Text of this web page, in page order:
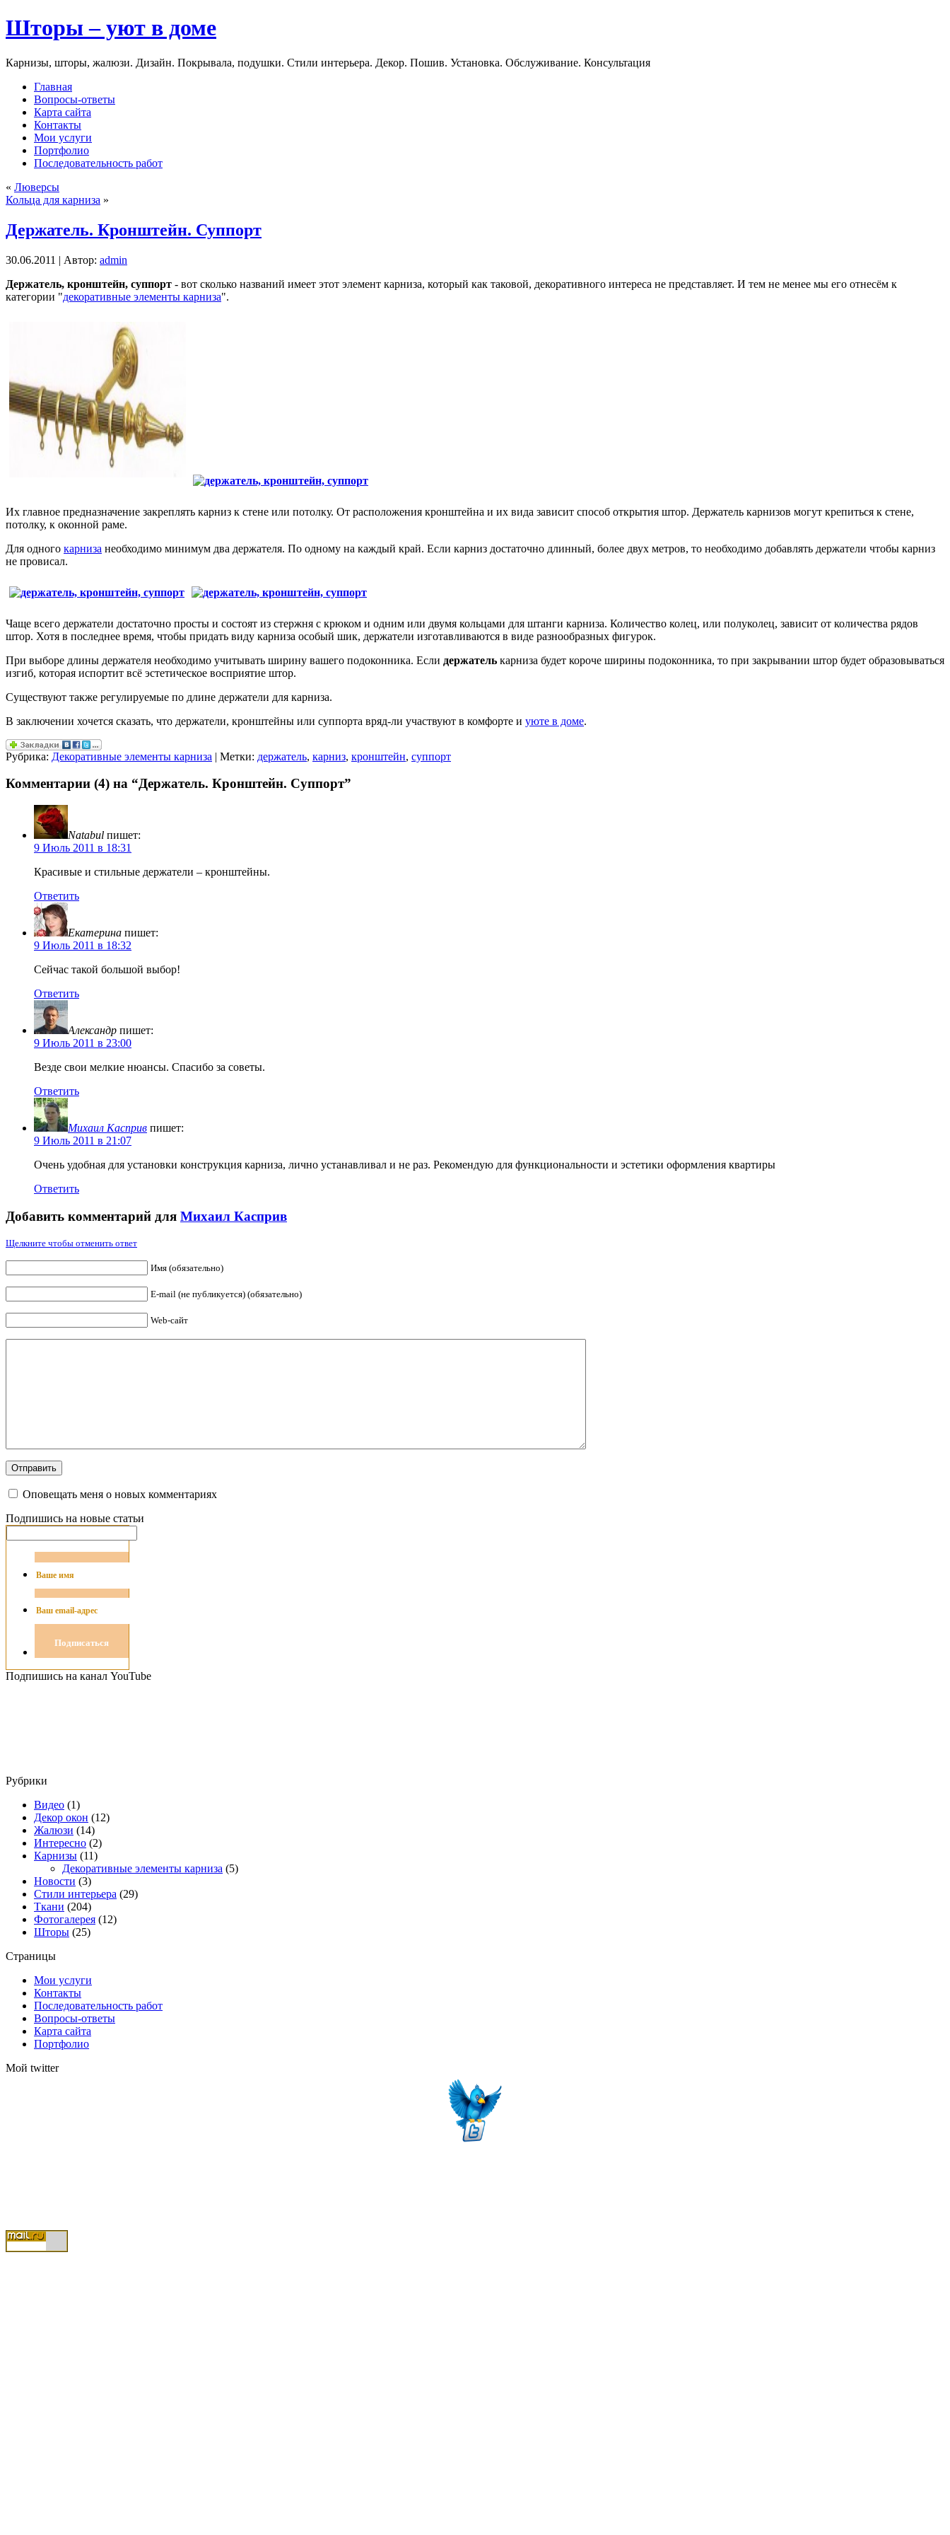
Шторы – уют в доме
Карнизы, шторы, жалюзи. Дизайн. Покрывала, подушки. Стили интерьера. Декор. Пошив. Установка. Обслуживание. Консультация
Главная
Вопросы-ответы
Карта сайта
Контакты
Мои услуги
Портфолио
Последовательность работ
« Люверсы
Кольца для карниза »
Держатель. Кронштейн. Суппорт
30.06.2011 | Автор: admin
Держатель, кронштейн, суппорт - вот сколько названий имеет этот элемент карниза, который как таковой, декоративного интереса не представляет. И тем не менее мы его отнесём к
категории "декоративные элементы карниза".
Их главное предназначение закреплять карниз к стене или потолку. От расположения кронштейна и их вида зависит способ открытия штор. Держатель карнизов могут крепиться к стене,
потолку, к оконной раме.
Для одного карниза необходимо минимум два держателя. По одному на каждый край. Если карниз достаточно длинный, более двух метров, то необходимо добавлять держатели чтобы карниз
не провисал.
Чаще всего держатели достаточно просты и состоят из стержня с крюком и одним или двумя кольцами для штанги карниза. Количество колец, или полуколец, зависит от количества рядов
штор. Хотя в последнее время, чтобы придать виду карниза особый шик, держатели изготавливаются в виде разнообразных фигурок.
При выборе длины держателя необходимо учитывать ширину вашего подоконника. Если держатель карниза будет короче ширины подоконника, то при закрывании штор будет образовываться
изгиб, которая испортит всё эстетическое восприятие штор.
Существуют также регулируемые по длине держатели для карниза.
В заключении хочется сказать, что держатели, кронштейны или суппорта вряд-ли участвуют в комфорте и уюте в доме.
Рубрика: Декоративные элементы карниза | Метки: держатель, карниз, кронштейн, суппорт
Комментарии (4) на “Держатель. Кронштейн. Суппорт”
Natabul пишет:
9 Июль 2011 в 18:31
Красивые и стильные держатели – кронштейны.
Ответить
Екатерина пишет:
9 Июль 2011 в 18:32
Сейчас такой большой выбор!
Ответить
Александр пишет:
9 Июль 2011 в 23:00
Везде свои мелкие нюансы. Спасибо за советы.
Ответить
Михаил Касприв пишет:
9 Июль 2011 в 21:07
Очень удобная для установки конструкция карниза, лично устанавливал и не раз. Рекомендую для функциональности и эстетики оформления квартиры
Ответить
Добавить комментарий для Михаил Касприв
Щелкните чтобы отменить ответ
Имя (обязательно)
E-mail (не публикуется) (обязательно)
Web-сайт
Оповещать меня о новых комментариях
Подпишись на новые статьи
Подпишись на канал YouTube
Рубрики
Видео (1)
Декор окон (12)
Жалюзи (14)
Интересно (2)
Карнизы (11)
Декоративные элементы карниза (5)
Новости (3)
Стили интерьера (29)
Ткани (204)
Фотогалерея (12)
Шторы (25)
Страницы
Мои услуги
Контакты
Последовательность работ
Вопросы-ответы
Карта сайта
Портфолио
Мой twitter